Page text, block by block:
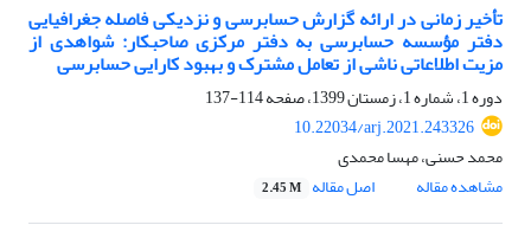
تأخیر زمانی در ارائه گزارش حسابرسی و نزدیکی فاصله جغرافیایی
دفتر مؤسسه حسابرسی به دفتر مرکزی صاحبکار: شواهدی از
مزیت اطلاعاتی ناشی از تعامل مشترک و بهبود کارایی حسابرسی
دوره 1، شماره 1، زمستان 1399، صفحه
114-137
10.22034/arj.2021.243326
محمد حسنی، مهسا محمدی
مشاهده مقاله
اصل مقاله 2.45 M